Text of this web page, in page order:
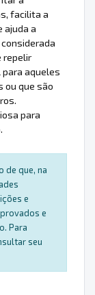
facilita a
ajuda a
considerada
repelir
aqueles
ou que são
para
de que, na
e
e
Para
seu